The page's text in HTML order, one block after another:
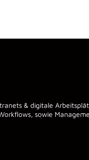
& digitale
sowie